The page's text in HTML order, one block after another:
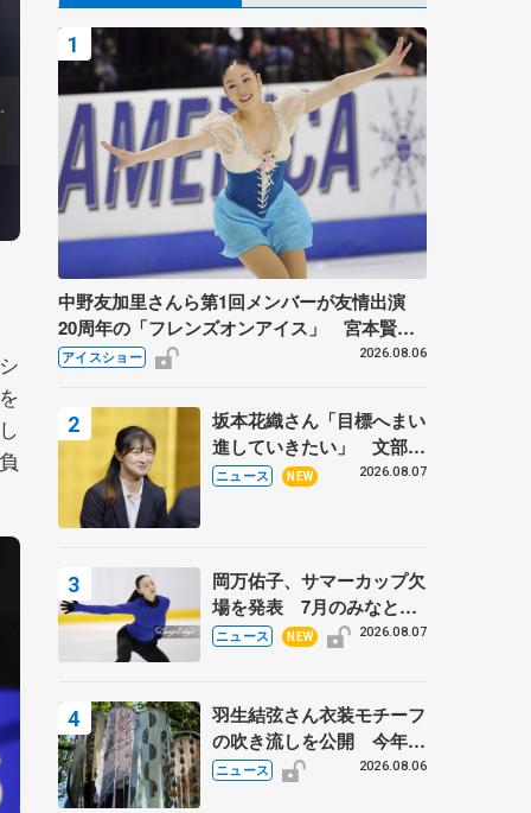
中野友加里さんら第1回メンバーが友情出演
20周年の「フレンズオンアイス」 宮本賢二
さん、有川梨絵さん、田村岳斗さんも
アイスショー 2026.08.06
坂本花織さん「目標へまい
進していきたい」 文部科
学省スポーツ表彰式で代表
ニュース NEW 2026.08.07
岡万佑子、サマーカップ欠
場を発表 7月のみなとア
クルス杯は腰痛の影響で
ニュース NEW 2026.08.07
羽生結弦さん衣装モチーフ
の吹き流しを公開 今年は
「春よ、来い」、仙台の瑞
ニュース 2026.08.06